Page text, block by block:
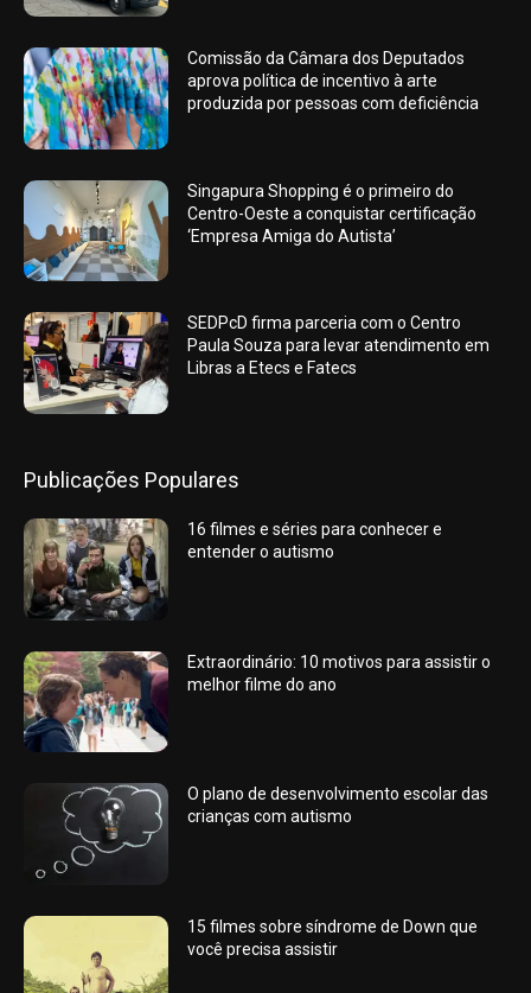
Comissão da Câmara dos Deputados
aprova política de incentivo à arte
produzida por pessoas com deficiência
Singapura Shopping é o primeiro do
Centro-Oeste a conquistar certificação
‘Empresa Amiga do Autista’
SEDPcD firma parceria com o Centro
Paula Souza para levar atendimento em
Libras a Etecs e Fatecs
Publicações Populares
16 filmes e séries para conhecer e
entender o autismo
Extraordinário: 10 motivos para assistir o
melhor filme do ano
O plano de desenvolvimento escolar das
crianças com autismo
15 filmes sobre síndrome de Down que
você precisa assistir